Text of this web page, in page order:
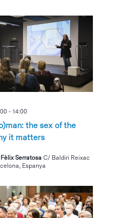
the sex of the
it matters
-14:00
SerratosaC/ Baldiri Reixac
Espanya